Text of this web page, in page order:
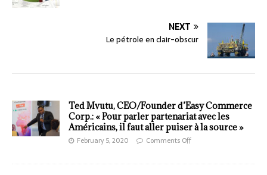
NEXT
Le pétrole en clair-obscur
Ted Mvutu, CEO/Founder d’Easy Commerce
Corp.: « Pour parler partenariat avec les
Américains, il faut aller puiser à la source »
February 5, 2020 Comments Off